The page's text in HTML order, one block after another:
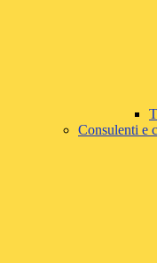
Consulenti e